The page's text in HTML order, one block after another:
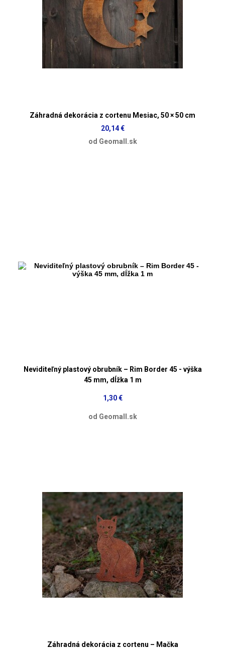
Záhradná dekorácia z cortenu Mesiac, 50 × 50 cm
20,14 €
od Geomall.sk
Neviditeľný plastový obrubník – Rim Border 45 - výška
45 mm, dĺžka 1 m
1,30 €
od Geomall.sk
Záhradná dekorácia z cortenu – Mačka